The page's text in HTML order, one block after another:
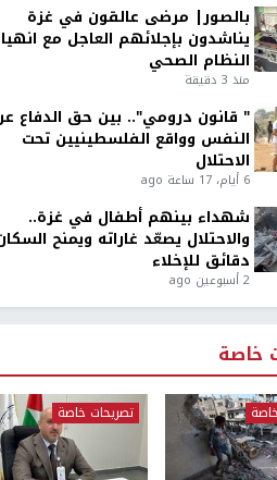
بالصور| مرضى عالقون في غزة
يناشدون بإجلائهم العاجل مع
النظام الصحي
منذ 3 دقيقة
" قانون درومي".. بين حق الدفاع
النفس وواقع الفلسطينيين تحت
الاحتلال
6 أيام، 17 ساعة ago
شهداء بينهم أطفال في غزة..
والاحتلال يصعّد غاراته ويمنح
دقائق للإخلاء
2 أسبوعين ago
خاصة
تصريحات خاصة